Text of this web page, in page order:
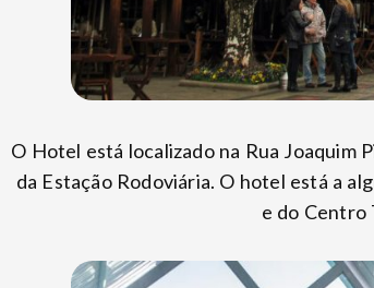
O Hotel está localizado na Rua Joaquim
da Estação Rodoviária. O hotel está a
e do Centro